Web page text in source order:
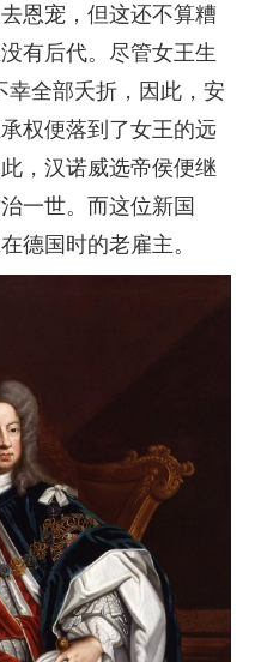
恩宠，但这还不算糟
有后代。尽管女王生
全部夭折，因此，安
权便落到了女王的远
，汉诺威选帝侯便继
一世。而这位新国
德国时的老雇主。